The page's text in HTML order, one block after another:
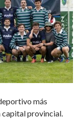
más
capital provincial.